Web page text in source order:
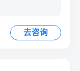
去咨询